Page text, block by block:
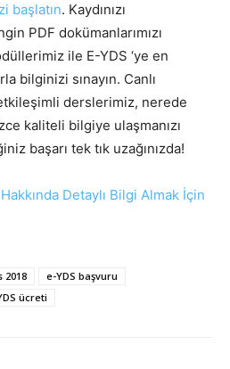
başlatın. Kaydınızı
PDF dokümanlarımızı
ile E-YDS ‘ye en
bilginizi sınayın. Canlı
derslerimiz, nerede
kaliteli bilgiye ulaşmanızı
başarı tek tık uzağınızda!
Detaylı Bilgi Almak İçin
2018
e-YDS başvuru
ücreti